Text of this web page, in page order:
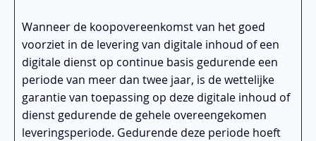
Wanneer de koopovereenkomst van het goed
voorziet in de levering van digitale inhoud of een
digitale dienst op continue basis gedurende een
periode van meer dan twee jaar, is de wettelijke
garantie van toepassing op deze digitale inhoud of
dienst gedurende de gehele overeengekomen
leveringsperiode. Gedurende deze periode hoeft